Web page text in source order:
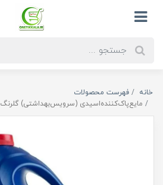
خانه
فهرست محصولات
مایع‌پاک‌کننده‌اسیدی‌ (سرویس‌بهداشتی) گلرنگ ۴۰۰۰گرم